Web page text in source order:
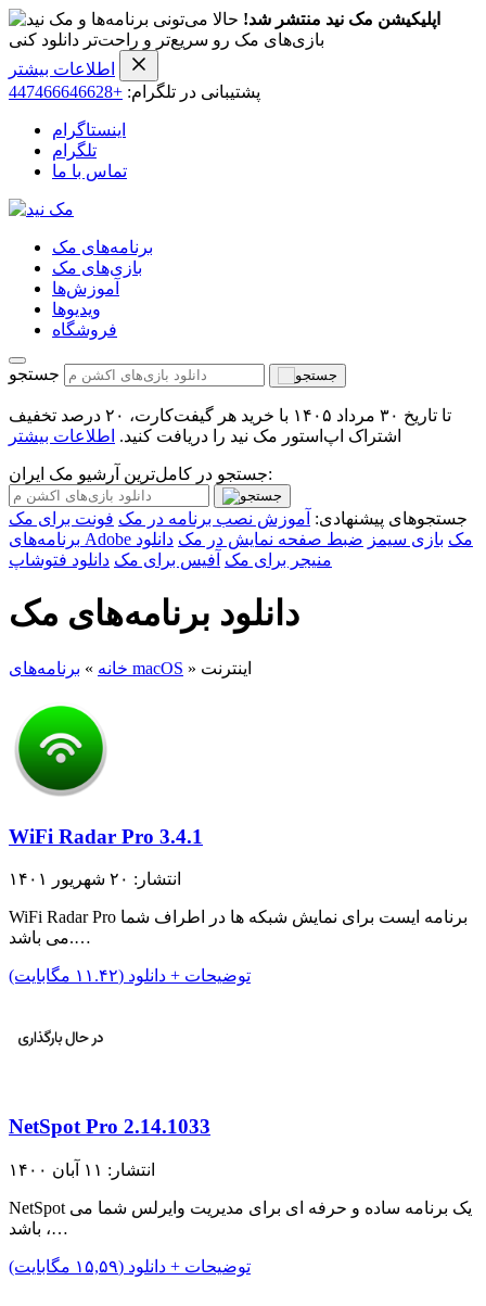
اپلیکیشن مک نید منتشر شد! حالا می‌تونی برنامه‌ها و
بازی‌های مک رو سریع‌تر و راحت‌تر دانلود کنی
اطلاعات بیشتر
پشتیبانی در تلگرام: +447466646628
اینستاگرام
تلگرام
تماس با ما
برنامه‌های مک
بازی‌های مک
آموزش‌ها
ویدیو‌ها
فروشگاه
جستجو
تا تاریخ ۳۰ مرداد ۱۴۰۵ با خرید هر گیفت‌کارت، ۲۰ درصد تخفیف
اشتراک اپ‌استور مک نید را دریافت کنید. اطلاعات بیشتر
جستجو در کامل‌ترین آرشیو مک ایران:
جستجوهای پیشنهادی: آموزش نصب برنامه در مک فونت برای مک
برنامه‌های Adobe مک بازی سیمز ضبط صفحه نمایش در مک دانلود
منیجر برای مک آفیس برای مک دانلود فتوشاپ
دانلود برنامه‌های مک
خانه » برنامه‌های macOS » اینترنت
WiFi Radar Pro 3.4.1
انتشار: ۲۰ شهریور ۱۴۰۱
WiFi Radar Pro برنامه ایست برای نمایش شبکه ها در اطراف شما
می باشد.…
توضیحات + دانلود (۱۱.۴۲ مگابایت)
NetSpot Pro 2.14.1033
انتشار: ۱۱ آبان ۱۴۰۰
NetSpot یک برنامه ساده و حرفه ای برای مدیریت وایرلس شما می
باشد ،…
توضیحات + دانلود (۱۵,۵۹ مگابایت)